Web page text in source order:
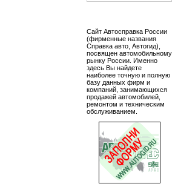
Сайт Автосправка России
(фирменные названия
Справка авто, Автогид),
посвящен автомобильному
рынку России. Именно
здесь Вы найдете
наиболее точную и полную
базу данных фирм и
компаний, занимающихся
продажей автомобилей,
ремонтом и техническим
обслуживанием.